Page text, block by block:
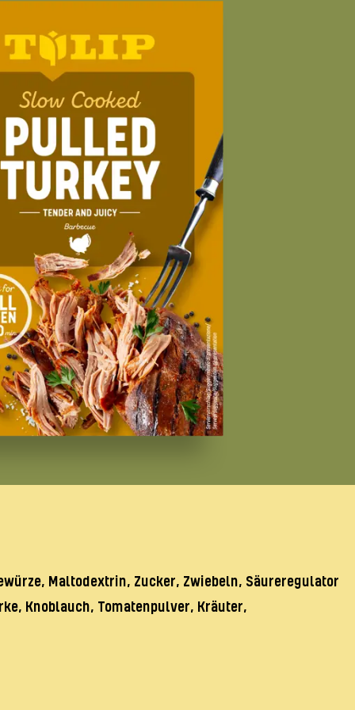
Maltodextrin, Zucker, Zwiebeln, Säureregulator
Knoblauch, Tomatenpulver, Kräuter,